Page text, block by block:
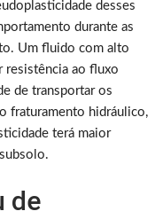
desses
durante as
Um fluido com alto
resistência ao fluxo
de transportar os
fraturamento hidráulico,
terá maior
de